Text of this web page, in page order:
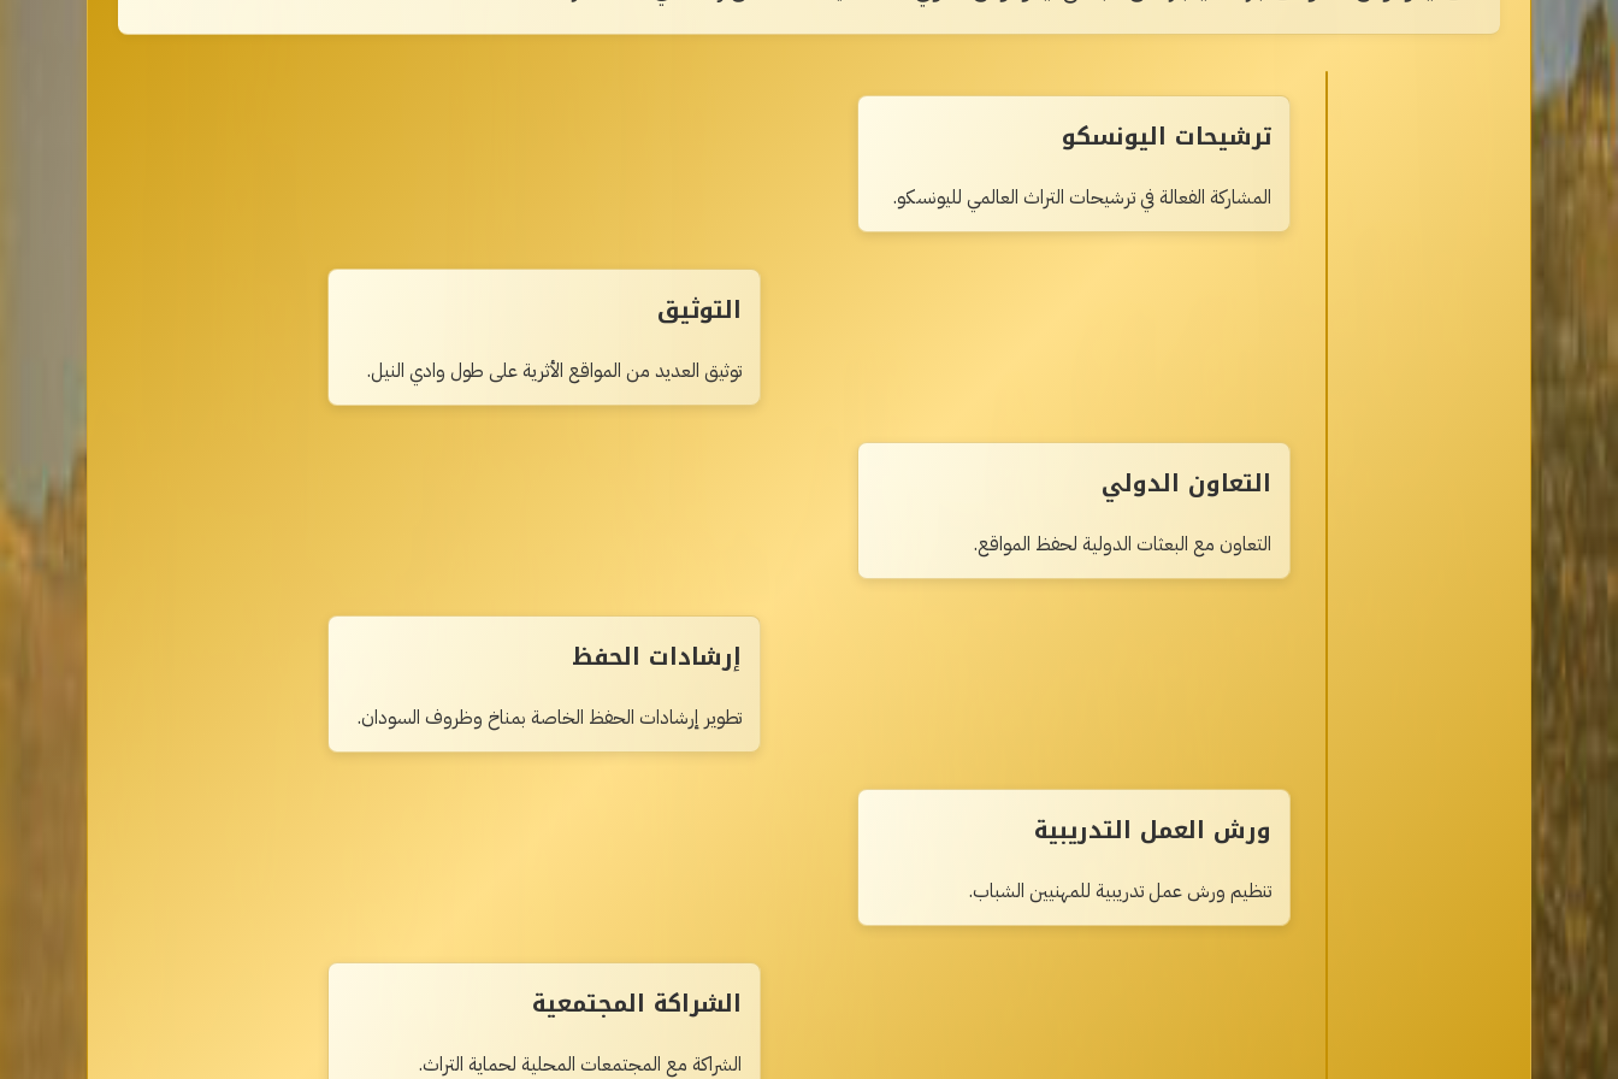
ترشيحات اليونسكو
المشاركة الفعالة في ترشيحات التراث العالمي لليونسكو.
التوثيق
توثيق العديد من المواقع الأثرية على طول وادي النيل.
التعاون الدولي
التعاون مع البعثات الدولية لحفظ المواقع.
إرشادات الحفظ
تطوير إرشادات الحفظ الخاصة بمناخ وظروف السودان.
ورش العمل التدريبية
تنظيم ورش عمل تدريبية للمهنيين الشباب.
الشراكة المجتمعية
الشراكة مع المجتمعات المحلية لحماية التراث.